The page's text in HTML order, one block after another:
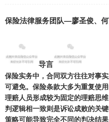
保险法律服务团队—廖圣俊、
导言
保险实务中，合同双方往往对事
可避免。保险条款大多为重复使
理赔人员形成较为固定的理赔思
判逻辑相一致则是诉讼成败的关
策略可能导致完全不同的判决结